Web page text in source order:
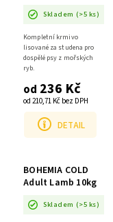
Skladem (>5 ks)
od 210,71 Kč bez DPH
od 236 Kč
DETAIL
Kompletní krmivo
lisované za studena pro
dospělé psy z mořských
ryb.
BOHEMIA COLD
Adult Lamb 10kg
Skladem (>5 ks)